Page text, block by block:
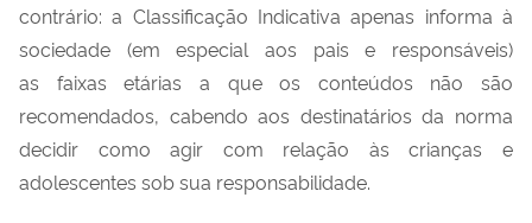
contrário: a Classificação Indicativa apenas informa à
sociedade (em especial aos pais e responsáveis)
as faixas etárias a que os conteúdos não são
recomendados, cabendo aos destinatários da norma
decidir como agir com relação às crianças e
adolescentes sob sua responsabilidade.